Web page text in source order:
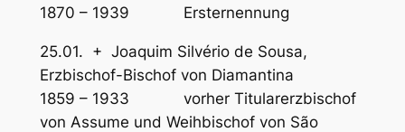
1870 – 1939 Ersternennung
25.01. + Joaquim Silvério de Sousa,
Erzbischof-Bischof von Diamantina
1859 – 1933 vorher Titularerzbischof
von Assume und Weihbischof von São